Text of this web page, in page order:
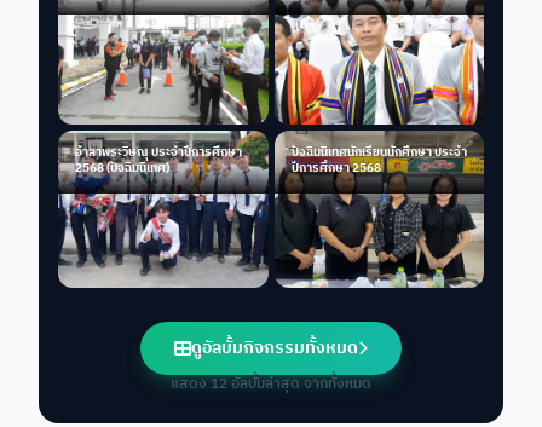
อำลาพระวิษณุ ประจำปีการศึกษา
2568 (ปัจฉิมนิเทศ)
ปัจฉิมนิเทศนักเรียนนักศึกษา ประจำ
ปีการศึกษา 2568
ดูอัลบั้มกิจกรรมทั้งหมด
แสดง 12 อัลบั้มล่าสุด จากทั้งหมด